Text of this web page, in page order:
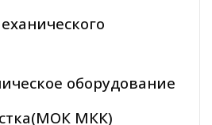
оборудование
МКК)